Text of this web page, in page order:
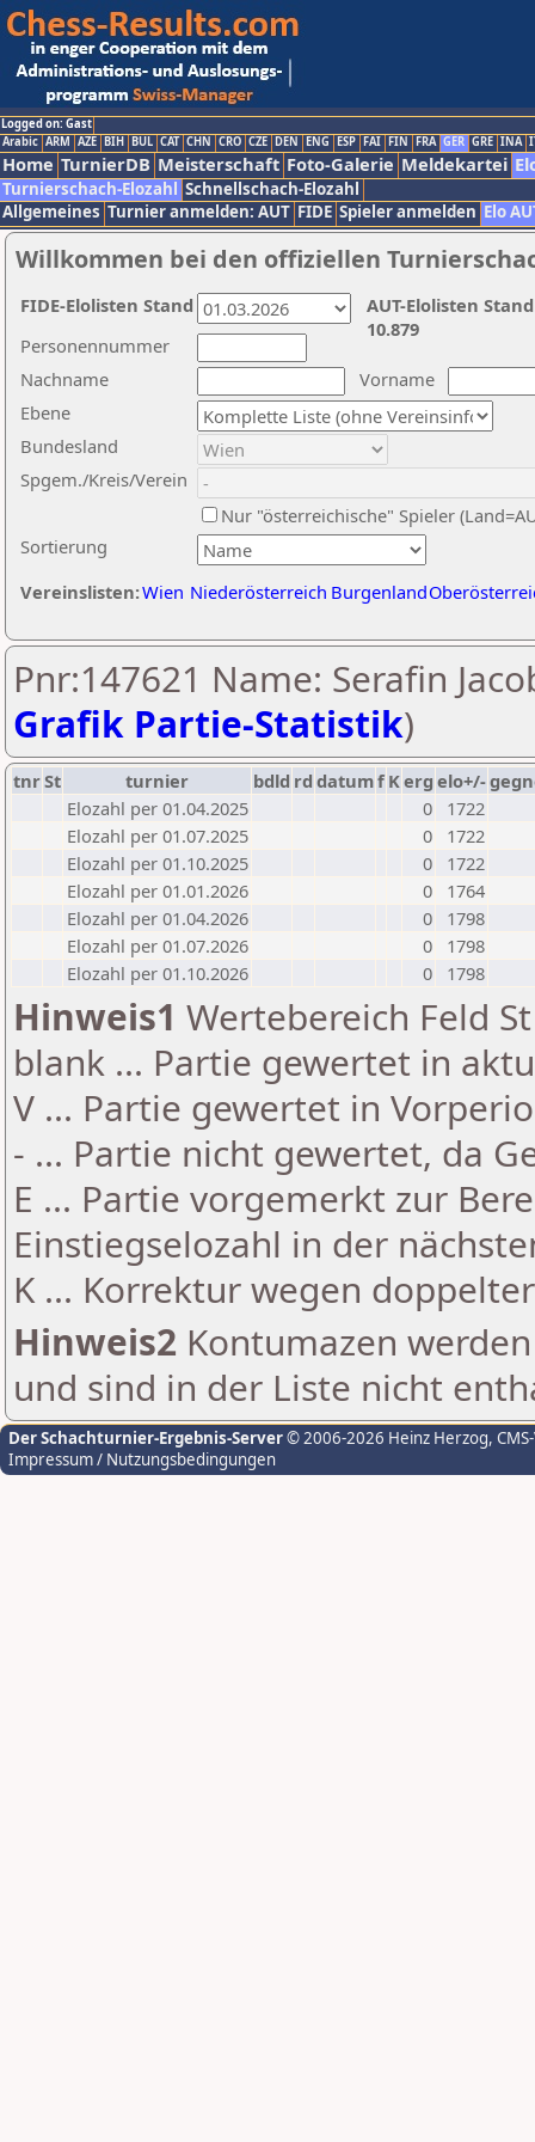
Logged on: Gast
Arabic ARM AZE BIH BUL CAT CHN CRO CZE DEN ENG ESP FAI FIN FRA GER GRE INA
Home TurnierDB Meisterschaft Foto-Galerie Meldekartei
Turnierschach-Elozahl Schnellschach-Elozahl
Allgemeines Turnier anmelden: AUT FIDE Spieler anmelden Elo
Willkommen bei den offiziellen
Nachname
Vorname
Ebene
Sortierung
Personennummer
Bundesland
Spgem./Kreis/Verein
Nur "österreichische" Spieler
Vereinslisten:Wien Niederösterreich Burgenland
AUT-Elolisten
10.879
FIDE-Elolisten Stand
Pnr:147621 Name: Serafin
Grafik Partie-Statistik)
tnrSt turnier bdld rd datumf Kerg elo+/-
Elozahl per 01.04.2025
0
1722
Elozahl per 01.07.2025
0
1722
Elozahl per 01.10.2025
0
1722
Elozahl per 01.01.2026
0
1764
Elozahl per 01.04.2026
0
1798
Elozahl per 01.07.2026
0
1798
Elozahl per 01.10.2026
0 1798
Hinweis1 Wertebereich Feld
blank ... Partie gewertet in
V ... Partie gewertet in
- ... Partie nicht gewertet, da
E ... Partie vorgemerkt zur
Einstiegselozahl in der
K ... Korrektur wegen
Hinweis2 Kontumazen
und sind in der Liste nicht
Der Schachturnier-Ergebnis-Server© 2006-2026 Heinz Herzog,
Impressum / Nutzungsbedingungen